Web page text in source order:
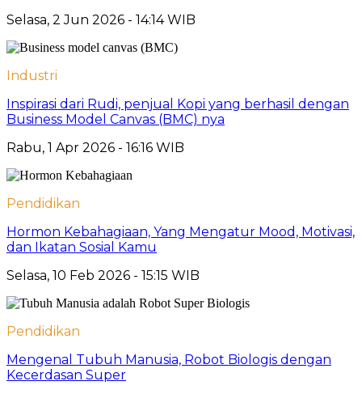
Selasa, 2 Jun 2026 - 14:14 WIB
Industri
Inspirasi dari Rudi, penjual Kopi yang berhasil dengan
Business Model Canvas (BMC) nya
Rabu, 1 Apr 2026 - 16:16 WIB
Pendidikan
Hormon Kebahagiaan, Yang Mengatur Mood, Motivasi,
dan Ikatan Sosial Kamu
Selasa, 10 Feb 2026 - 15:15 WIB
Pendidikan
Mengenal Tubuh Manusia, Robot Biologis dengan
Kecerdasan Super